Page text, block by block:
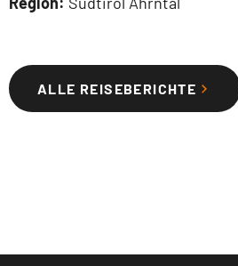
ALLE REISEBERICHTE